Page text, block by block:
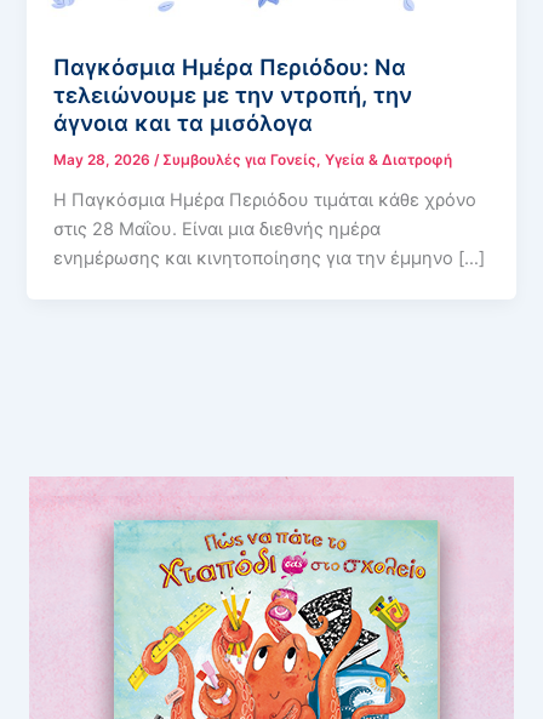
Παγκόσμια Ημέρα Περιόδου: Να
τελειώνουμε με την ντροπή, την
άγνοια και τα μισόλογα
May 28, 2026/Συμβουλές για Γονείς,Υγεία & Διατροφή
Η Παγκόσμια Ημέρα Περιόδου τιμάται κάθε χρόνο
στις 28 Μαΐου. Είναι μια διεθνής ημέρα
ενημέρωσης και κινητοποίησης για την έμμηνο […]